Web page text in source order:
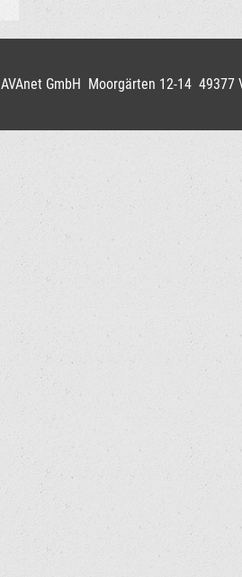
AVAnet GmbH Moorgärten 12-14